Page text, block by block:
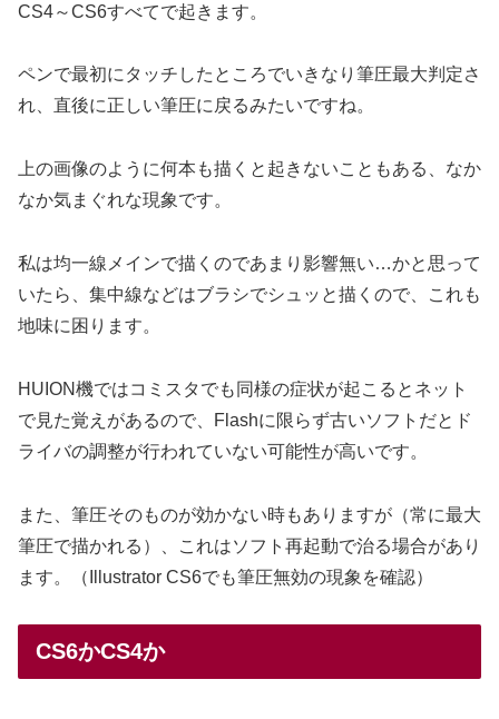
CS4～CS6すべてで起きます。
ペンで最初にタッチしたところでいきなり筆圧最大判定さ
れ、直後に正しい筆圧に戻るみたいですね。
上の画像のように何本も描くと起きないこともある、なか
なか気まぐれな現象です。
私は均一線メインで描くのであまり影響無い…かと思って
いたら、集中線などはブラシでシュッと描くので、これも
地味に困ります。
HUION機ではコミスタでも同様の症状が起こるとネット
で見た覚えがあるので、Flashに限らず古いソフトだとド
ライバの調整が行われていない可能性が高いです。
また、筆圧そのものが効かない時もありますが（常に最大
筆圧で描かれる）、これはソフト再起動で治る場合があり
ます。（Illustrator CS6でも筆圧無効の現象を確認）
CS6かCS4か